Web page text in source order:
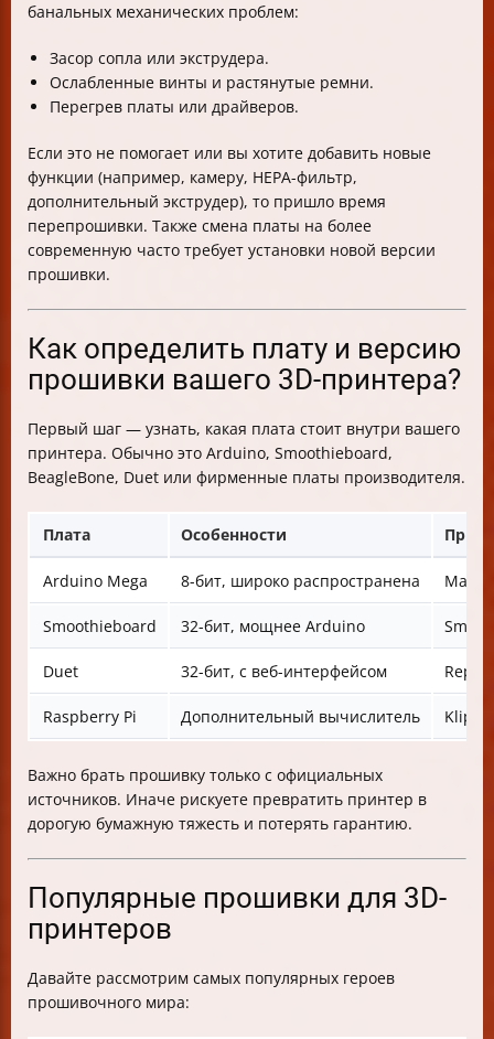
банальных механических проблем:
Засор сопла или экструдера.
Ослабленные винты и растянутые ремни.
Перегрев платы или драйверов.
Если это не помогает или вы хотите добавить новые
функции (например, камеру, HEPA-фильтр,
дополнительный экструдер), то пришло время
перепрошивки. Также смена платы на более
современную часто требует установки новой версии
прошивки.
Как определить плату и версию
прошивки вашего 3D-принтера?
Первый шаг — узнать, какая плата стоит внутри вашего
принтера. Обычно это Arduino, Smoothieboard,
BeagleBone, Duet или фирменные платы производителя.
Плата Особенности
Arduino Mega 8-бит, широко распространена
Smoothieboard 32-бит, мощнее Arduino
Duet 32-бит, с веб-интерфейсом
Raspberry Pi Дополнительный вычислитель
Важно брать прошивку только с официальных
источников. Иначе рискуете превратить принтер в
дорогую бумажную тяжесть и потерять гарантию.
Популярные прошивки для 3D-
принтеров
Давайте рассмотрим самых популярных героев
прошивочного мира: